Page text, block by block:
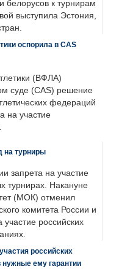
белорусов к турнирам
выступила Эстония,
оспорила в CAS
(ВФЛА)
суде (CAS) решение
федераций
на участие
на турниры
запрета на участие
турнирах. Накануне
(МОК) отменил
комитета России и
российских
российских
нужные ему гарантии